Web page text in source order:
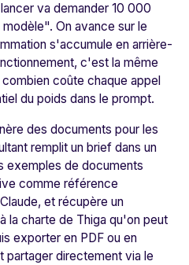
va demander 10 000
On avance sur le
s'accumule en arrière-
c'est la même
coûte chaque appel
du poids dans le prompt.
des documents pour les
remplit un brief dans un
exemples de documents
comme référence
et récupère un
la charte de Thiga qu'on peut
exporter en PDF ou en
partager directement via le